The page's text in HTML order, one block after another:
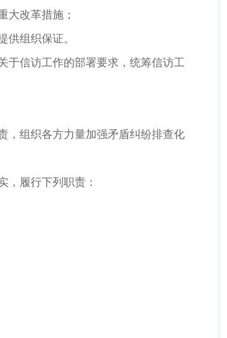
大改革措施；
组织保证。
于信访工作的部署要求，统筹信访工
，组织各方力量加强矛盾纠纷排查化
，履行下列职责：